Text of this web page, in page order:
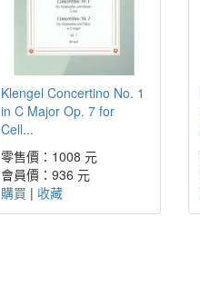
Klengel Concertino No. 1
in C Major Op. 7 for
Cell...
零售價：1008 元
會員價：936 元
購買 | 收藏